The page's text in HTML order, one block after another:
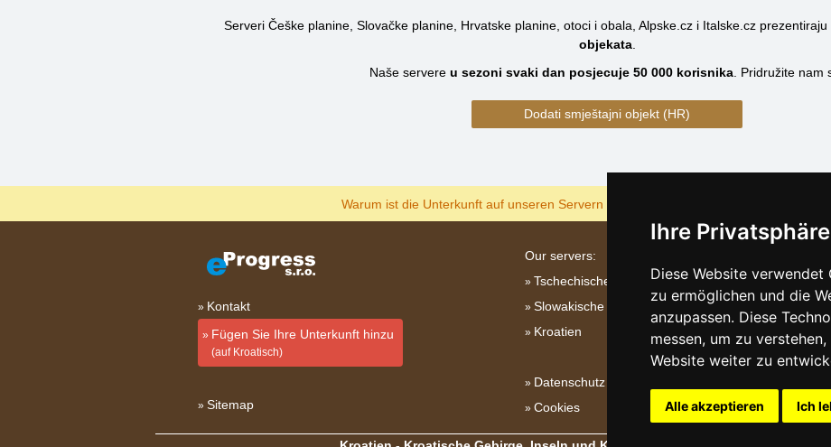
Ihre
Diese Website verwendet
zu ermöglichen und die
anzupassen. Diese
messen, um zu
Website weiter zu
Alle akzeptieren Ich
Serveri Češke planine, Slovačke planine, Hrvatske planine, otoci i obala, Alpske.cz i Italske.cz prezentiraju
objekata.
Naše servere u sezoni svaki dan posjecuje 50 000 korisnika Pridružite nam
Dodati smještajni objekt (HR)
Warum ist die Unterkunft auf unseren Servern am billigsten?
Kontakt
Fügen Sie Ihre Unterkunft hinzu
(auf Kroatisch)
Sitemap
Our servers:
Tschechische Gebirge
Slowakische Gebirge
Kroatien
Datenschutz
Cookies